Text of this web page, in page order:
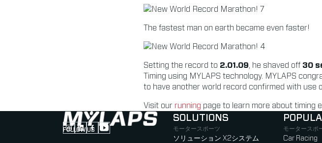
The fastest man on earth became even faster!
Setting the record to 2.01.09 , he shaved off 30
Timing using MYLAPS technology. MYLAPS
to have another world record confirmed with use
Visit our running page to learn more about timing
FOLLOW US
Follow us on Instagram (Opens in new tab)
Follow us on LinkedIn (Opens in new tab)
Follow us on Facebook (Opens in new tab)
Follow us on YouTube (Opens in new tab)
SOLUTIONS
モータースポーツ
ソリューション X2システム
モータースポ
Car Racing